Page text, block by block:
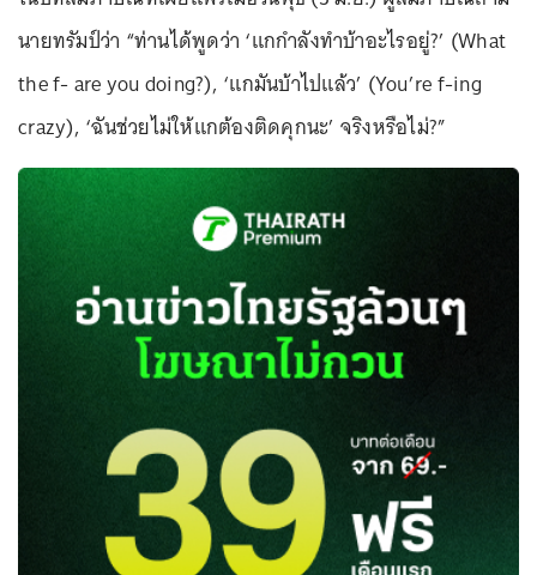
นายทรัมป์ว่า “ท่านได้พูดว่า ‘แกกำลังทำบ้าอะไรอยู่?’ (What
the f- are you doing?), ‘แกมันบ้าไปแล้ว’ (You’re f-ing
crazy), ‘ฉันช่วยไม่ให้แกต้องติดคุกนะ’ จริงหรือไม่?”